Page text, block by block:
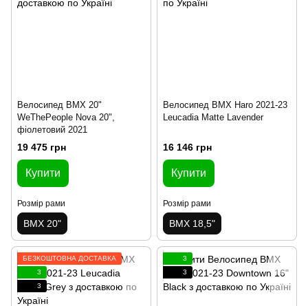
Велосипед BMX 20"
WeThePeople Nova 20",
фіолетовий 2021
19 475 грн
Купити
Розмір рами
BMX 20"
Велосипед BMX Haro 2021-23
Leucadia Matte Lavender
16 146 грн
Купити
Розмір рами
BMX 18,5"
БЕЗКОШТОВНА ДОСТАВКА
3
3
3
3